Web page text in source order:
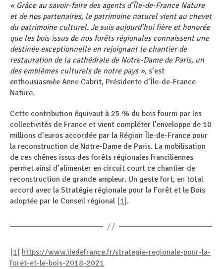
« Grâce au savoir-faire des agents d’Île-de-France Nature
et de nos partenaires, le patrimoine naturel vient au chevet
du patrimoine culturel. Je suis aujourd’hui fière et honorée
que les bois issus de nos forêts régionales connaissent une
destinée exceptionnelle en rejoignant le chantier de
restauration de la cathédrale de Notre-Dame de Paris, un
des emblèmes culturels de notre pays », s’est
enthousiasmée Anne Cabrit, Présidente d’Île-de-France
Nature.
Cette contribution équivaut à 25 % du bois fourni par les
collectivités de France et vient compléter l’enveloppe de 10
millions d’euros accordée par la Région Île-de-France pour
la reconstruction de Notre-Dame de Paris. La mobilisation
de ces chênes issus des forêts régionales franciliennes
permet ainsi d’alimenter en circuit court ce chantier de
reconstruction de grande ampleur. Un geste fort, en total
accord avec la Stratégie régionale pour la Forêt et le Bois
adoptée par le Conseil régional [1].
[1] https://www.iledefrance.fr/strategie-regionale-pour-la-
foret-et-le-bois-2018-2021